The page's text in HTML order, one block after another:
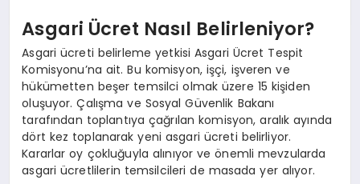
Asgari Ücret Nasıl Belirleniyor?
Asgari ücreti belirleme yetkisi Asgari Ücret Tespit
Komisyonu’na ait. Bu komisyon, işçi, işveren ve
hükümetten beşer temsilci olmak üzere 15 kişiden
oluşuyor. Çalışma ve Sosyal Güvenlik Bakanı
tarafından toplantıya çağrılan komisyon, aralık ayında
dört kez toplanarak yeni asgari ücreti belirliyor.
Kararlar oy çokluğuyla alınıyor ve önemli mevzularda
asgari ücretlilerin temsilcileri de masada yer alıyor.